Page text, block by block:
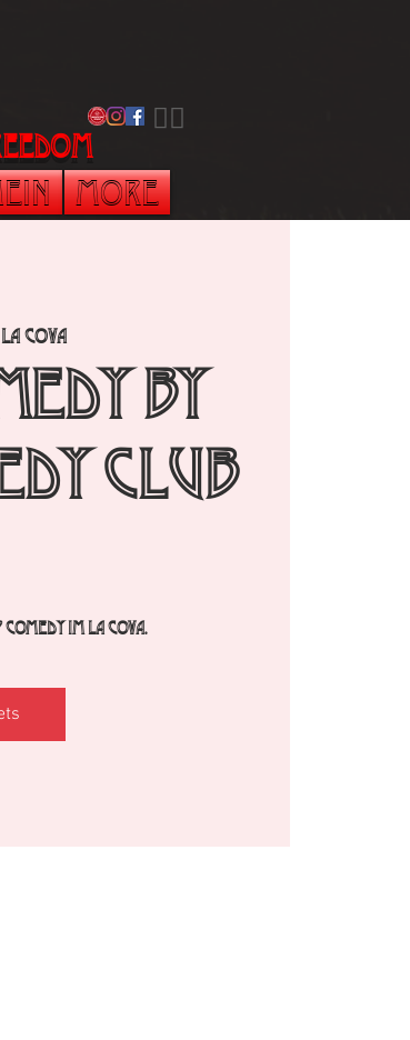
​🏳️‍🌈
More
La Cova
by
Club
im La Cova.